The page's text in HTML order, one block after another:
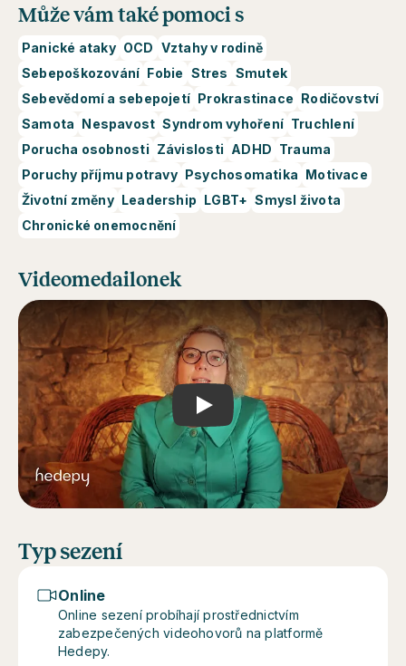
Může vám také pomoci s
Panické ataky OCD Vztahy v rodině
Sebepoškozování Fobie Stres Smutek
Sebevědomí a sebepojetí Prokrastinace Rodičovství
Samota Nespavost Syndrom vyhoření Truchlení
Porucha osobnosti Závislosti ADHD Trauma
Poruchy příjmu potravy Psychosomatika Motivace
Životní změny Leadership LGBT+ Smysl života
Chronické onemocnění
Videomedailonek
Play
Typ sezení
Online
Online sezení probíhají prostřednictvím
zabezpečených videohovorů na platformě
Hedepy.